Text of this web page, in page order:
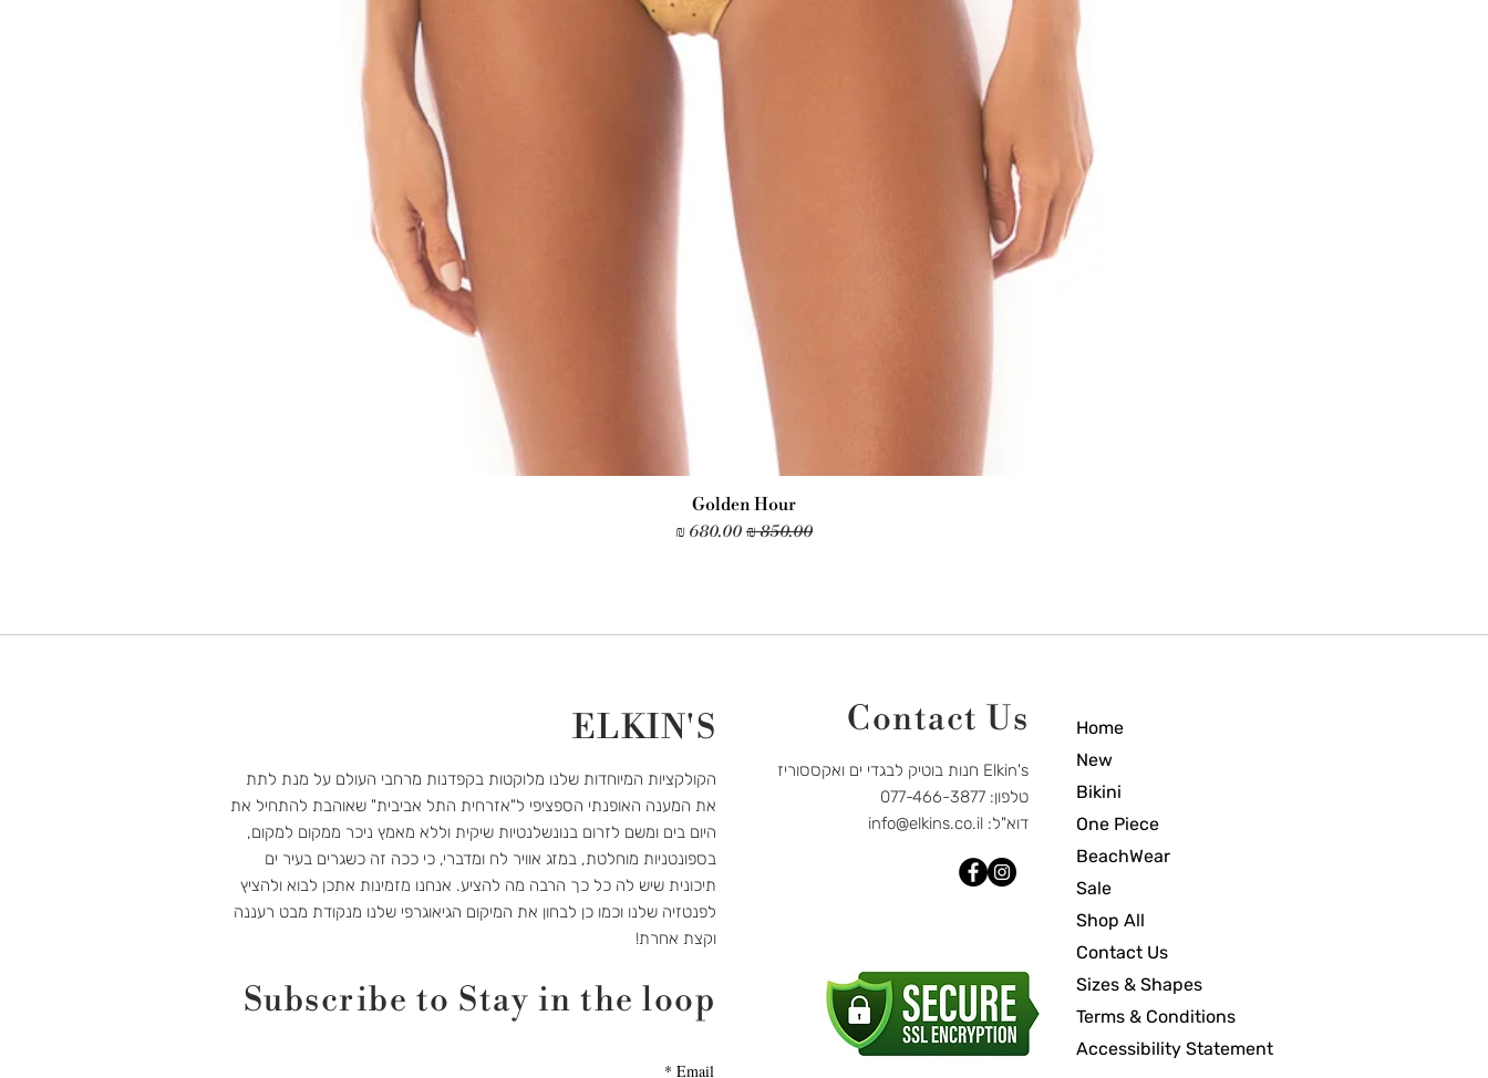
Golden Hour
מחיר רגיל מחיר מבצע
ELKIN'S
הקולקציות המיוחדות שלנו מלוקטות בקפדנות מרחבי העולם על מנת לתת
את המענה האופנתי הספציפי ל"אזרחית התל אביבית" שאוהבת להתחיל את
היום בים ומשם לזרום בנונשלנטיות שיקית וללא מאמץ ניכר ממקום למקום,
בספונטניות מוחלטת, במזג אוויר לח ומדברי, כי ככה זה כשגרים בעיר ים
תיכונית שיש לה כל כך הרבה מה להציע. אנחנו מזמינות אתכן לבוא ולהציץ
לפנטזיה שלנו וכמו כן לבחון את המיקום הגיאוגרפי שלנו מנקודת מבט רעננה
וקצת אחרת!
Subscribe to Stay in the loop
Email
*
Contact Us
Elkin's חנות בוטיק לבגדי ים ואקססוריז
טלפון: 077-466-3877
דוא"ל: info@elkins.co.il
Home
New
Bikini
One Piece
BeachWear
Sale
Shop All
Contact Us
Sizes & Shapes
Terms & Conditions
Accessibility Statement